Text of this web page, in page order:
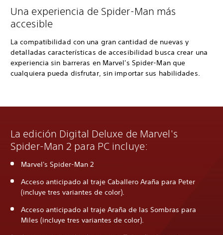
Una experiencia de Spider-Man más
accesible
La compatibilidad con una gran cantidad de nuevas y
detalladas características de accesibilidad busca crear una
experiencia sin barreras en Marvel's Spider-Man que
cualquiera pueda disfrutar, sin importar sus habilidades.
La edición Digital Deluxe de Marvel's
Spider-Man 2 para PC incluye:
Marvel's Spider-Man 2
Acceso anticipado al traje Caballero Araña para Peter
(incluye tres variantes de color).
Acceso anticipado al traje Araña de las Sombras para
Miles (incluye tres variantes de color).